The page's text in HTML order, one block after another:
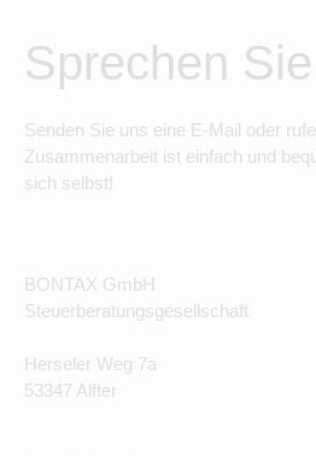
Sprechen
Senden Sie uns eine E-Mail oder
Zusammenarbeit ist einfach und
sich selbst!
BONTAX GmbH
Steuerberatungsgesellschaft
Herseler Weg 7a
53347 Alfter